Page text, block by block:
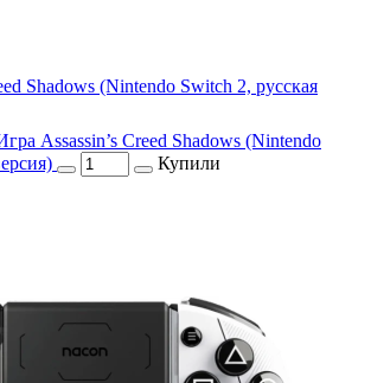
Shadows (Nintendo Switch 2, русская
Assassin’s Creed Shadows (Nintendo
Купили